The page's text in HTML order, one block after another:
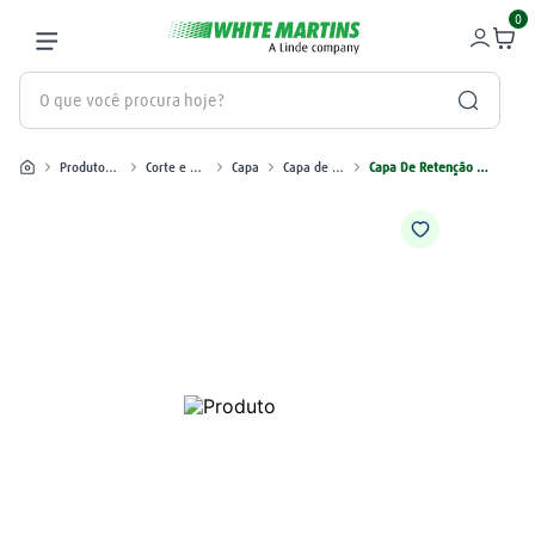
0
O que você procura hoje?
Produtos industriais Corte e Plasma Capa Capa de retenção Capa De Retenção HPR 100Amp Aço Inox
Termos mais buscados